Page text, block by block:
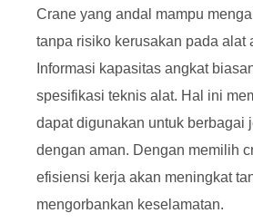
Crane yang andal mampu
tanpa risiko kerusakan pada alat
Informasi kapasitas angkat
spesifikasi teknis alat. Hal ini
dapat digunakan untuk berbagai
dengan aman. Dengan memilih
efisiensi kerja akan meningkat
mengorbankan keselamatan.